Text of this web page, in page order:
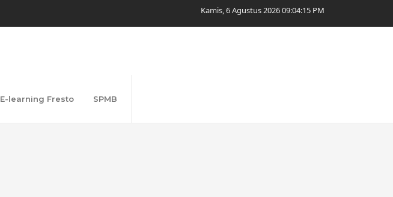
Kamis, 6 Agustus 2026 09:04:15 PM
E-learning Fresto SPMB